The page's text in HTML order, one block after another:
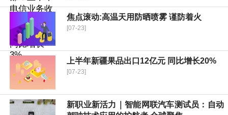
焦点滚动:高温天用防晒喷雾 谨防着火
[07-23]
上半年新疆果品出口12亿元 同比增长20%
[07-23]
新职业新活力｜智能网联汽车测试员：自动